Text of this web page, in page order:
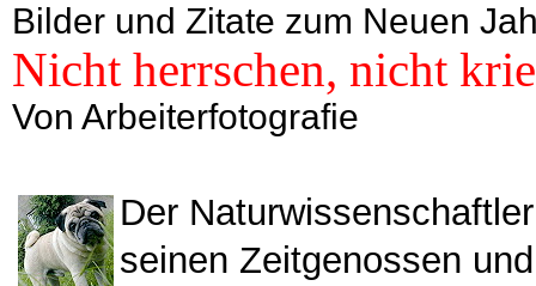
Bilder und Zitate zum Neuen
Nicht herrschen, nicht
Von Arbeiterfotografie
Der
seinen Zeitgenossen